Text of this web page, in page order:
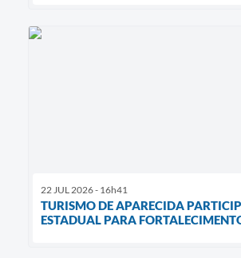
22 JUL 2026 - 16h41
TURISMO DE APARECIDA
ESTADUAL PARA